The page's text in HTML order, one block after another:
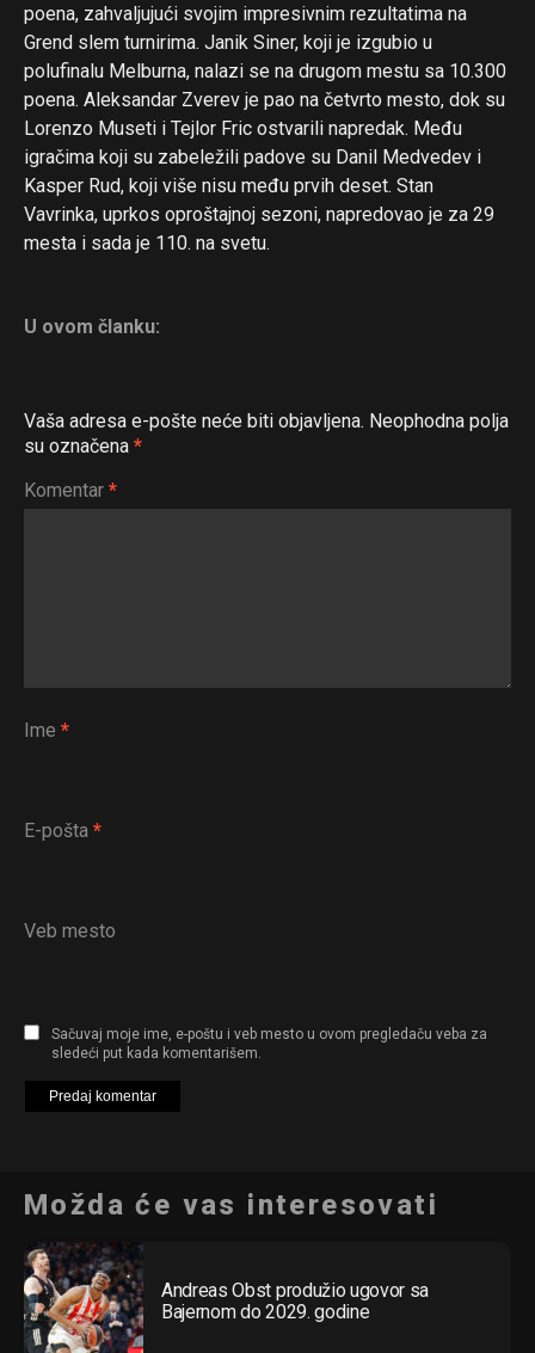
poena, zahvaljujući svojim impresivnim rezultatima na
Grend slem turnirima. Janik Siner, koji je izgubio u
polufinalu Melburna, nalazi se na drugom mestu sa 10.300
poena. Aleksandar Zverev je pao na četvrto mesto, dok su
Lorenzo Museti i Tejlor Fric ostvarili napredak. Među
igračima koji su zabeležili padove su Danil Medvedev i
Kasper Rud, koji više nisu među prvih deset. Stan
Vavrinka, uprkos oproštajnoj sezoni, napredovao je za 29
mesta i sada je 110. na svetu.
U ovom članku:
Vaša adresa e-pošte neće biti objavljena. Neophodna polja
su označena *
Komentar *
Ime *
E-pošta *
Veb mesto
Sačuvaj moje ime, e-poštu i veb mesto u ovom pregledaču veba za
sledeći put kada komentarišem.
Možda će vas interesovati
Andreas Obst produžio ugovor sa
Bajernom do 2029. godine